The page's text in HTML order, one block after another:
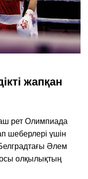
жапқан
рет Олимпиада
шеберлері үшін
Әлем
олқылықтың